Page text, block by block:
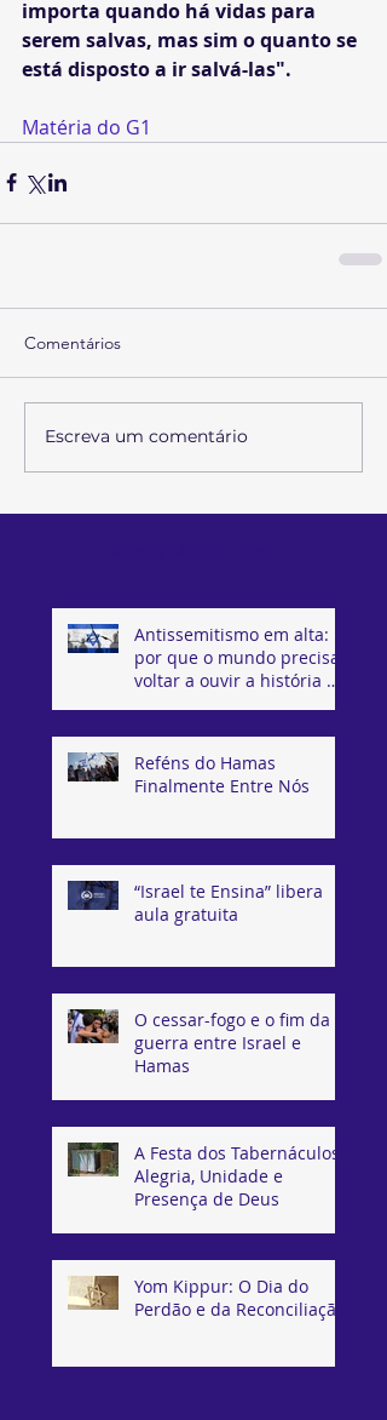
importa quando há vidas para
serem salvas, mas sim o quanto se
está disposto a ir salvá-las".
Matéria do G1
Comentários
Escreva um comentário
Antissemitismo em alta:
por que o mundo precisa
voltar a ouvir a história de
Reféns do Hamas
Finalmente Entre Nós
“Israel te Ensina” libera
aula gratuita
O cessar-fogo e o fim da
guerra entre Israel e
Hamas
A Festa dos Tabernáculos:
Alegria, Unidade e
Presença de Deus
Yom Kippur: O Dia do
Perdão e da Reconciliação